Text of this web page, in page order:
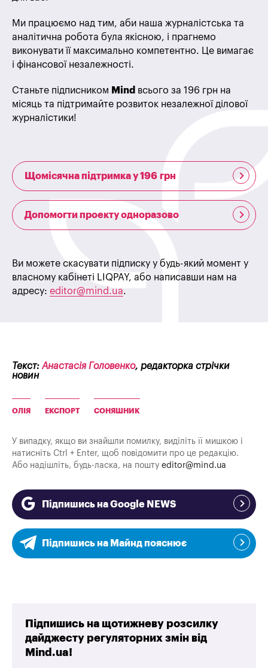
Ми працюємо над тим, аби наша журналістська та
аналітична робота була якісною, і прагнемо
виконувати її максимально компетентно. Це вимагає
і фінансової незалежності.
Станьте підписником Mind всього за 196 грн на
місяць та підтримайте розвиток незалежної ділової
журналістики!
Щомісячна підтримка у 196 грн
Допомогти проекту одноразово
Ви можете скасувати підписку у будь-який момент у
власному кабінеті LIQPAY, або написавши нам на
адресу: editor@mind.ua.
Текст: Анастасія Головенко, редакторка стрічки
новин
ОЛІЯ ЕКСПОРТ СОНЯШНИК
У випадку, якщо ви знайшли помилку, виділіть її мишкою і
натисніть Ctrl + Enter, щоб повідомити про це редакцію.
Або надішліть, будь-ласка, на пошту editor@mind.ua
Підпишись на Google NEWS
Підпишись на Майнд пояснює
Підпишись на щотижневу розсилку
дайджесту регуляторних змін від
Mind.ua!